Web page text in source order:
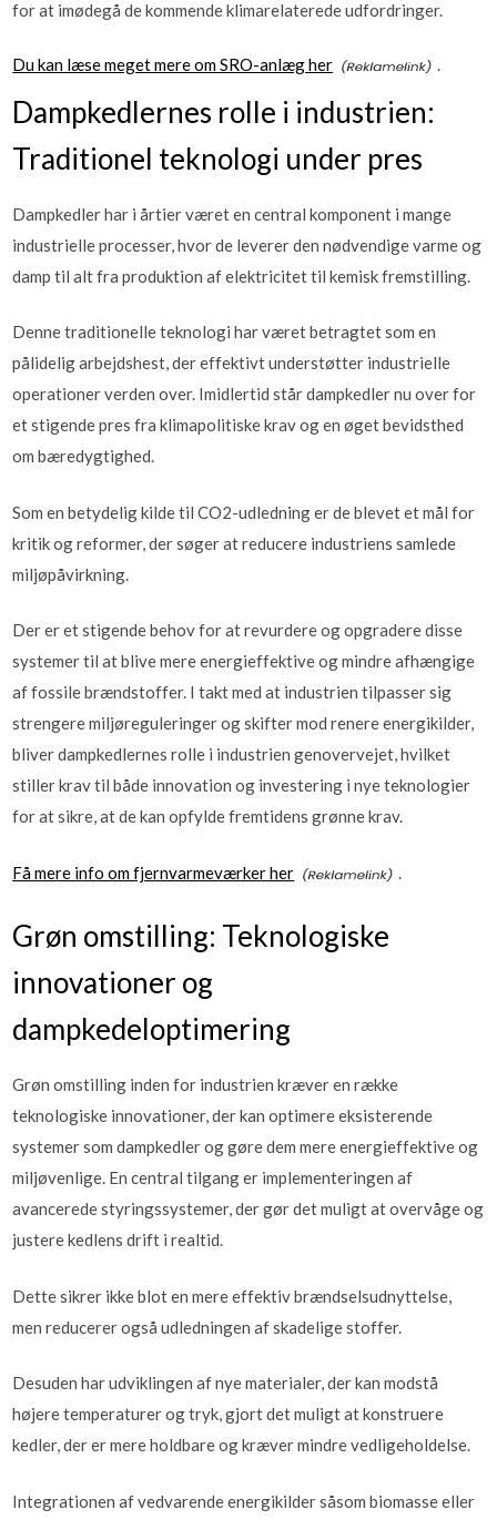
for at imødegå de kommende klimarelaterede udfordringer.
Du kan læse meget mere om SRO-anlæg her .
Dampkedlernes rolle i industrien:
Traditionel teknologi under pres
Dampkedler har i årtier været en central komponent i mange
industrielle processer, hvor de leverer den nødvendige varme og
damp til alt fra produktion af elektricitet til kemisk fremstilling.
Denne traditionelle teknologi har været betragtet som en
pålidelig arbejdshest, der effektivt understøtter industrielle
operationer verden over. Imidlertid står dampkedler nu over for
et stigende pres fra klimapolitiske krav og en øget bevidsthed
om bæredygtighed.
Som en betydelig kilde til CO2-udledning er de blevet et mål for
kritik og reformer, der søger at reducere industriens samlede
miljøpåvirkning.
Der er et stigende behov for at revurdere og opgradere disse
systemer til at blive mere energieffektive og mindre afhængige
af fossile brændstoffer. I takt med at industrien tilpasser sig
strengere miljøreguleringer og skifter mod renere energikilder,
bliver dampkedlernes rolle i industrien genovervejet, hvilket
stiller krav til både innovation og investering i nye teknologier
for at sikre, at de kan opfylde fremtidens grønne krav.
Få mere info om fjernvarme­værker her .
Grøn omstilling: Teknologiske
innovationer og
dampkedeloptimering
Grøn omstilling inden for industrien kræver en række
teknologiske innovationer, der kan optimere eksisterende
systemer som dampkedler og gøre dem mere energieffektive og
miljøvenlige. En central tilgang er implementeringen af
avancerede styringssystemer, der gør det muligt at overvåge og
justere kedlens drift i realtid.
Dette sikrer ikke blot en mere effektiv brændselsudnyttelse,
men reducerer også udledningen af skadelige stoffer.
Desuden har udviklingen af nye materialer, der kan modstå
højere temperaturer og tryk, gjort det muligt at konstruere
kedler, der er mere holdbare og kræver mindre vedligeholdelse.
Integrationen af vedvarende energikilder såsom biomasse eller